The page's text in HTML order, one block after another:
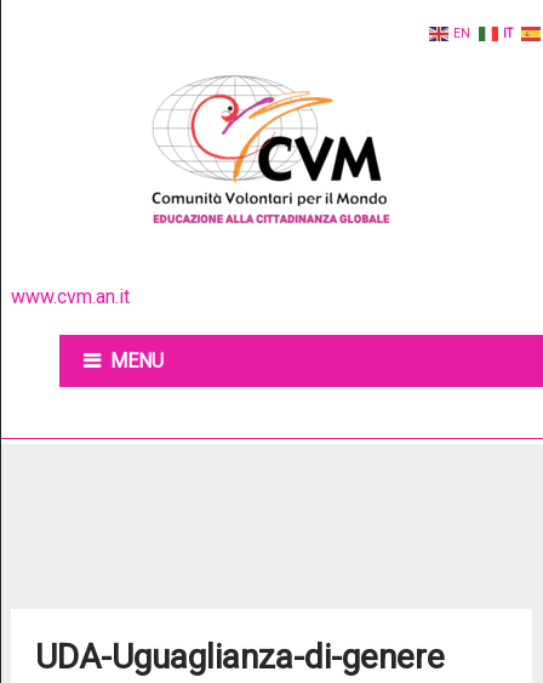
www.cvm.an.it
MENU
UDA-Uguaglianza-di-genere
EN IT